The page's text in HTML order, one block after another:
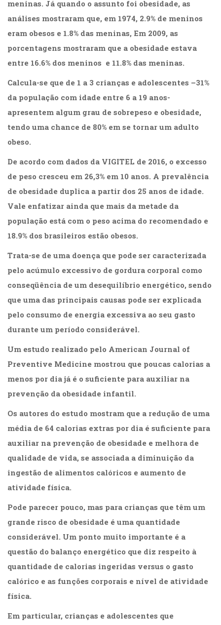
(14)
Economia,
(31)
Educação
(278)
Especial
Fisioterapia
(47)
Fonoaudiologia
Gestalt-
(93)
Jornalismo
(57)
(66)
Literatura
Erótica
Literatura,
Ensaios
(69)
Obras
referência
(48)
(Programação
Neurolingüística)
Psicodrama
(200)
Psicoterapia
(799)
Publicidade,
Propaganda
e
Marketing
Puericultura
(23)
(8)
Relações
Públicas
Comunicação
Empresarial
Religião,
Espiritualidade,
meninas. Já quando o assunto foi obesidade, as
análises mostraram que, em 1974, 2.9% de meninos
eram obesos e 1.8% das meninas, Em 2009, as
porcentagens mostraram que a obesidade estava
entre 16.6% dos meninos e 11.8% das meninas.
Calcula-se que de 1 a 3 crianças e adolescentes –31%
da população com idade entre 6 a 19 anos-
apresentem algum grau de sobrepeso e obesidade,
tendo uma chance de 80% em se tornar um adulto
obeso.
De acordo com dados da VIGITEL de 2016, o excesso
de peso cresceu em 26,3% em 10 anos. A prevalência
de obesidade duplica a partir dos 25 anos de idade.
Vale enfatizar ainda que mais da metade da
população está com o peso acima do recomendado e
18.9% dos brasileiros estão obesos.
Trata-se de uma doença que pode ser caracterizada
pelo acúmulo excessivo de gordura corporal como
conseqüência de um desequilíbrio energético, sendo
que uma das principais causas pode ser explicada
pelo consumo de energia excessiva ao seu gasto
durante um período considerável.
Um estudo realizado pelo American Journal of
Preventive Medicine mostrou que poucas calorias a
menos por dia já é o suficiente para auxiliar na
prevenção da obesidade infantil.
Os autores do estudo mostram que a redução de uma
média de 64 calorias extras por dia é suficiente para
auxiliar na prevenção de obesidade e melhora de
qualidade de vida, se associada a diminuição da
ingestão de alimentos calóricos e aumento de
atividade física.
Pode parecer pouco, mas para crianças que têm um
grande risco de obesidade é uma quantidade
considerável. Um ponto muito importante é a
questão do balanço energético que diz respeito à
quantidade de calorias ingeridas versus o gasto
calórico e as funções corporais e nível de atividade
física.
Em particular, crianças e adolescentes que